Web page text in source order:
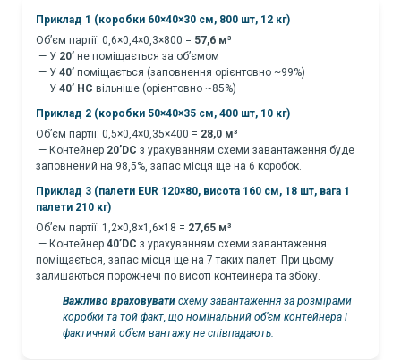
Приклад 1 (коробки 60×40×30 см, 800 шт, 12 кг)
Об’єм партії: 0,6×0,4×0,3×800 = 57,6 м³
— У 20’ не поміщається за об’ємом
— У 40’ поміщається (заповнення орієнтовно ~99%)
— У 40’ HC вільніше (орієнтовно ~85%)
Приклад 2 (коробки 50×40×35 см, 400 шт, 10 кг)
Об’єм партії: 0,5×0,4×0,35×400 = 28,0 м³
— Контейнер 20’DC з урахуванням схеми завантаження буде
заповнений на 98,5%, запас місця ще на 6 коробок.
Приклад 3 (палети EUR 120×80, висота 160 см, 18 шт, вага 1
палети 210 кг)
Об’єм партії: 1,2×0,8×1,6×18 = 27,65 м³
— Контейнер 40’DC з урахуванням схеми завантаження
поміщається, запас місця ще на 7 таких палет. При цьому
залишаються порожнечі по висоті контейнера та збоку.
Важливо враховувати схему завантаження за розмірами
коробки та той факт, що номінальний об’єм контейнера і
фактичний об’єм вантажу не співпадають.